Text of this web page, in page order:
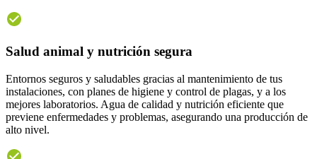
Salud animal y nutrición segura
Entornos seguros y saludables gracias al mantenimiento de tus
instalaciones, con planes de higiene y control de plagas, y a los
mejores laboratorios. Agua de calidad y nutrición eficiente que
previene enfermedades y problemas, asegurando una producción de
alto nivel.